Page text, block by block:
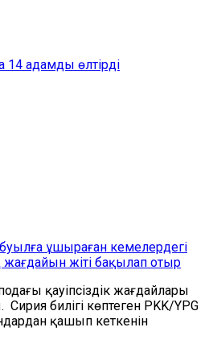
адамды өлтірді
ұшыраған кемелердегі
жіті бақылап отыр
қауіпсіздік жағдайлары
билігі көптеген PKK/YPG
қашып кеткенін